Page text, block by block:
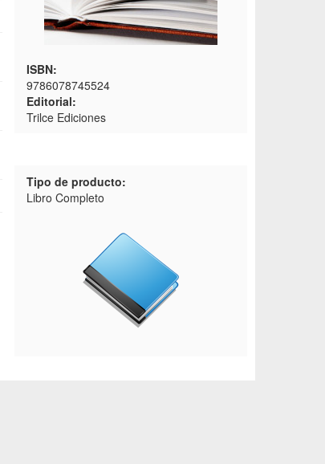
ISBN:
9786078745524
Editorial:
Trilce Ediciones
Tipo de producto:
Libro Completo